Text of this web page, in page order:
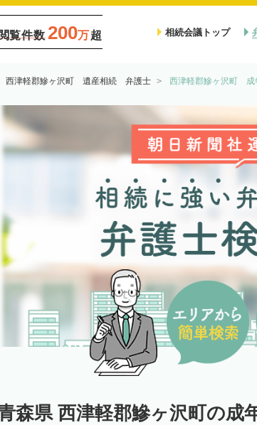
覧件数 200万超 相続会議トップ
西津軽郡鰺ヶ沢町 遺産相続 弁護士 西津軽郡鰺ヶ沢町
森県 西津軽郡鰺ヶ沢町の成